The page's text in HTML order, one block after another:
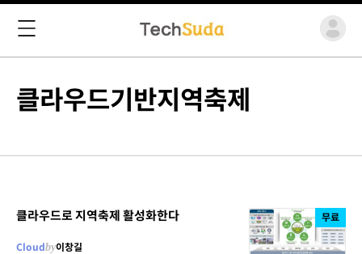
클라우드기반지역축제
클라우드로 지역축제 활성화한다
Cloudby이창길
무료